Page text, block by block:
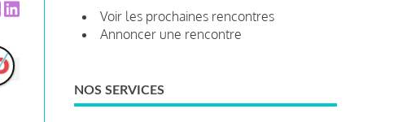
Voir les prochaines rencontres
Annoncer une rencontre
NOS SERVICES